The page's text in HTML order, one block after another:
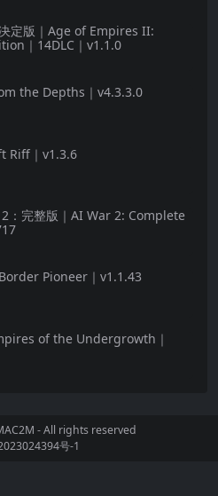
定版｜Age of Empires II:
｜14DLC｜v1.1.0
the Depths｜v4.3.3.0
Riff｜v1.3.6
2：完整版｜AI War 2: Complete
Pioneer｜v1.1.43
of the Undergrowth｜
- All rights reserved
号-1